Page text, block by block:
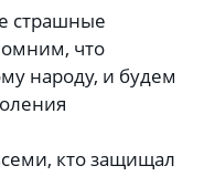
страшные
что
народу, и будем
кто защищал